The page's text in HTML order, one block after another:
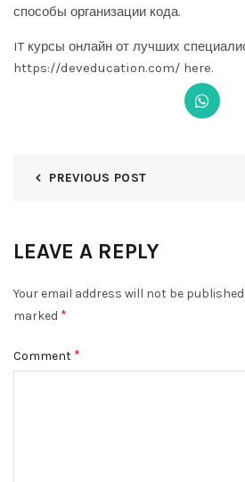
способы организации кода.
IT курсы онлайн от лучших
https://deveducation.com/ here.
PREVIOUS POST
LEAVE A REPLY
Your email address will not be published.
marked *
Comment *